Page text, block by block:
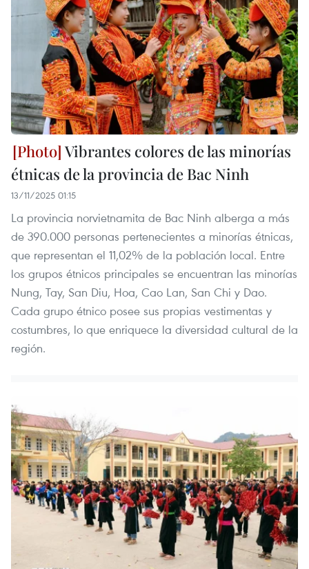
Vibrantes colores de las minorías
étnicas de la provincia de Bac Ninh
13/11/2025 01:15
La provincia norvietnamita de Bac Ninh alberga a más
de 390.000 personas pertenecientes a minorías étnicas,
que representan el 11,02% de la población local. Entre
los grupos étnicos principales se encuentran las minorías
Nung, Tay, San Diu, Hoa, Cao Lan, San Chi y Dao.
Cada grupo étnico posee sus propias vestimentas y
costumbres, lo que enriquece la diversidad cultural de la
región.